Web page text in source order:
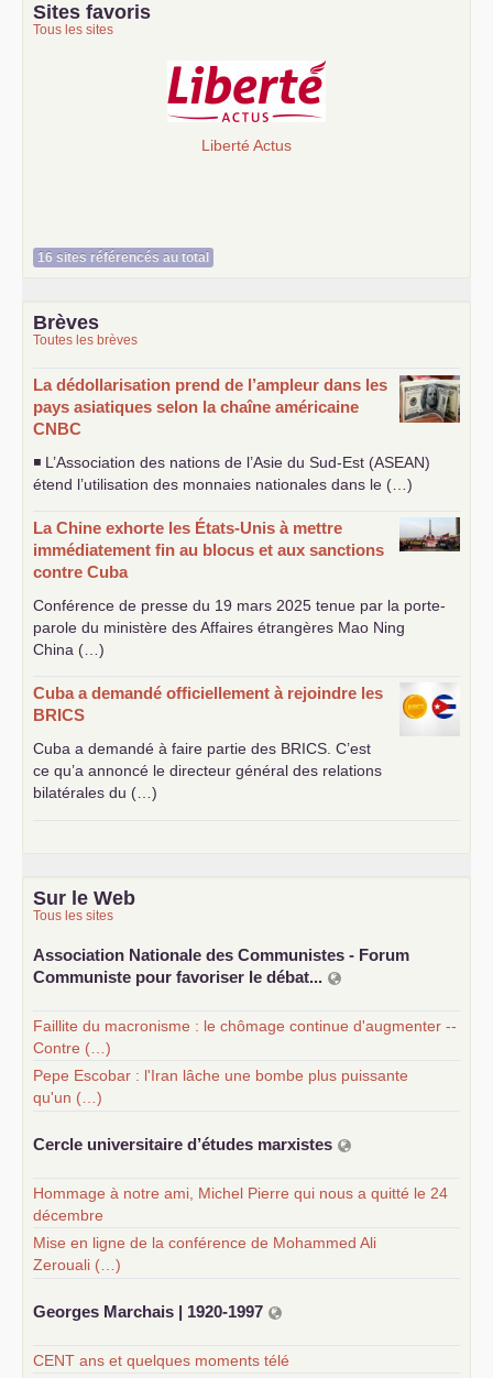
Sites favoris
Tous les sites
Liberté Actus
16 sites référencés au total
Brèves
Toutes les brèves
La dédollarisation prend de l’ampleur dans les
pays asiatiques selon la chaîne américaine
CNBC
◾ L’Association des nations de l’Asie du Sud-Est (ASEAN)
étend l’utilisation des monnaies nationales dans le (…)
La Chine exhorte les États-Unis à mettre
immédiatement fin au blocus et aux sanctions
contre Cuba
Conférence de presse du 19 mars 2025 tenue par la porte-
parole du ministère des Affaires étrangères Mao Ning
China (…)
Cuba a demandé officiellement à rejoindre les
BRICS
Cuba a demandé à faire partie des BRICS . C’est
ce qu’a annoncé le directeur général des relations
bilatérales du (…)
Sur le Web
Tous les sites
Association Nationale des Communistes - Forum
Communiste pour favoriser le débat...
Faillite du macronisme : le chômage continue d'augmenter --
Contre (…)
Pepe Escobar : l'Iran lâche une bombe plus puissante
qu'un (…)
Cercle universitaire d’études marxistes
Hommage à notre ami, Michel Pierre qui nous a quitté le 24
décembre
Mise en ligne de la conférence de Mohammed Ali
Zerouali (…)
Georges Marchais | 1920-1997
CENT ans et quelques moments télé